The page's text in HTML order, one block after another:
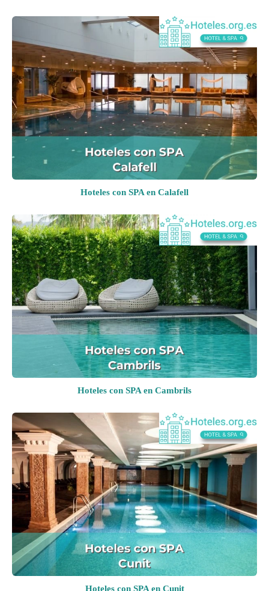
Hoteles con SPA en Calafell
Hoteles con SPA en Cambrils
Hoteles con SPA en Cunit